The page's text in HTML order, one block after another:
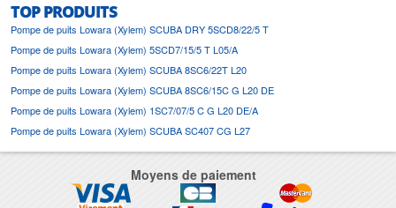
TOP PRODUITS
Pompe de puits Lowara (Xylem) SCUBA DRY 5SCD8/22/5 T
Pompe de puits Lowara (Xylem) 5SCD7/15/5 T L05/A
Pompe de puits Lowara (Xylem) SCUBA 8SC6/22T L20
Pompe de puits Lowara (Xylem) SCUBA 8SC6/15C G L20 DE
Pompe de puits Lowara (Xylem) 1SC7/07/5 C G L20 DE/A
Pompe de puits Lowara (Xylem) SCUBA SC407 CG L27
Moyens de paiement